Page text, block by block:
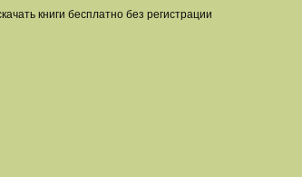
книги бесплатно без регистрации